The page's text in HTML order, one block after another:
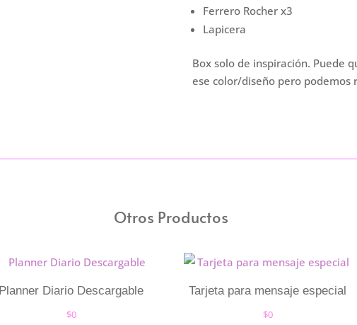
Ferrero Rocher x3
Lapicera
Box solo de inspiración. Puede
ese color/diseño pero podemos
Otros Productos
Planner Diario Descargable
$0
Tarjeta para mensaje especial
$0